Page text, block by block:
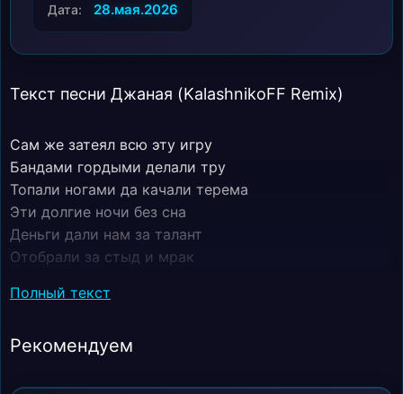
Дата: 28.мая.2026
Текст песни Джаная (KalashnikoFF Remix)
Сам же затеял всю эту игру
Бандами гордыми делали тру
Топали ногами да качали терема
Эти долгие ночи без сна
Деньги дали нам за талант
Отобрали за стыд и мрак
Одобрений суета
Так же как и дала
Полный текст
Рекомендуем